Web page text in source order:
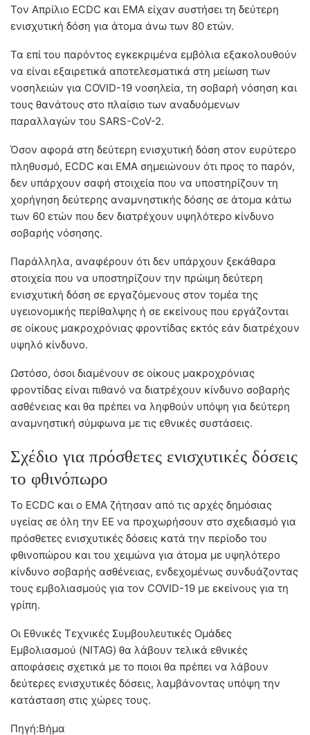
Τον Απρίλιο ECDC και ΕΜΑ είχαν συστήσει τη δεύτερη
ενισχυτική δόση για άτομα άνω των 80 ετών.
Τα επί του παρόντος εγκεκριμένα εμβόλια εξακολουθούν
να είναι εξαιρετικά αποτελεσματικά στη μείωση των
νοσηλειών για COVID-19 νοσηλεία, τη σοβαρή νόσηση και
τους θανάτους στο πλαίσιο των αναδυόμενων
παραλλαγών του SARS-CoV-2.
Όσον αφορά στη δεύτερη ενισχυτική δόση στον ευρύτερο
πληθυσμό, ECDC και ΕΜΑ σημειώνουν ότι προς το παρόν,
δεν υπάρχουν σαφή στοιχεία που να υποστηρίζουν τη
χορήγηση δεύτερης αναμνηστικής δόσης σε άτομα κάτω
των 60 ετών που δεν διατρέχουν υψηλότερο κίνδυνο
σοβαρής νόσησης.
Παράλληλα, αναφέρουν ότι δεν υπάρχουν ξεκάθαρα
στοιχεία που να υποστηρίζουν την πρώιμη δεύτερη
ενισχυτική δόση σε εργαζόμενους στον τομέα της
υγειονομικής περίθαλψης ή σε εκείνους που εργάζονται
σε οίκους μακροχρόνιας φροντίδας εκτός εάν διατρέχουν
υψηλό κίνδυνο.
Ωστόσο, όσοι διαμένουν σε οίκους μακροχρόνιας
φροντίδας είναι πιθανό να διατρέχουν κίνδυνο σοβαρής
ασθένειας και θα πρέπει να ληφθούν υπόψη για δεύτερη
αναμνηστική σύμφωνα με τις εθνικές συστάσεις.
Σχέδιο για πρόσθετες ενισχυτικές δόσεις
το φθινόπωρο
Το ECDC και ο EMA ζήτησαν από τις αρχές δημόσιας
υγείας σε όλη την ΕΕ να προχωρήσουν στο σχεδιασμό για
πρόσθετες ενισχυτικές δόσεις κατά την περίοδο του
φθινοπώρου και του χειμώνα για άτομα με υψηλότερο
κίνδυνο σοβαρής ασθένειας, ενδεχομένως συνδυάζοντας
τους εμβολιασμούς για τον COVID-19 με εκείνους για τη
γρίπη.
Οι Εθνικές Τεχνικές Συμβουλευτικές Ομάδες
Εμβολιασμού (NITAG) θα λάβουν τελικά εθνικές
αποφάσεις σχετικά με το ποιοι θα πρέπει να λάβουν
δεύτερες ενισχυτικές δόσεις, λαμβάνοντας υπόψη την
κατάσταση στις χώρες τους.
Πηγή:Βήμα